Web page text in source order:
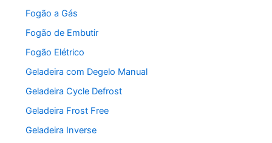
Fogão a Gás
Fogão de Embutir
Fogão Elétrico
Geladeira com Degelo Manual
Geladeira Cycle Defrost
Geladeira Frost Free
Geladeira Inverse